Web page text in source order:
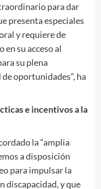
para dar
presenta especiales
y requiere de
en su acceso al
su plena
oportunidades”, ha
e incentivos a la
la “amplia
a disposición
para impulsar la
discapacidad, y que